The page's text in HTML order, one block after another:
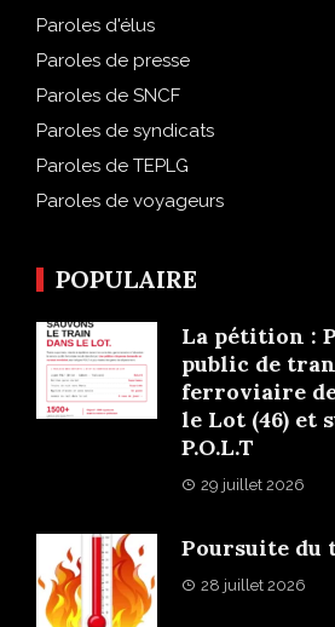
Paroles d'élus
Paroles de presse
Paroles de SNCF
Paroles de syndicats
Paroles de TEPLG
Paroles de voyageurs
POPULAIRE
La pétition :
public de
ferroviaire
le Lot (46) et
P.O.L.T
29 juillet 2026
Poursuite
28 juillet 2026